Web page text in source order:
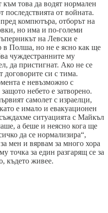
към това да водят нормален
от войната.
компютъра, отборът на
но има и по-големи
на Левски е
в Полша, но не е ясно как ще
чуждестранните му
да пристигнат. Ако не се
договорите си с тима.
е невъзможно с
небето е затворено.
самолет с израелци,
е имало и евакуационен
ситуацията с Майкъл
а беше и неясно кога ще
да се нормализира“,
мен и вярвам за много хора
точка за един разгарящ се за
където живее.